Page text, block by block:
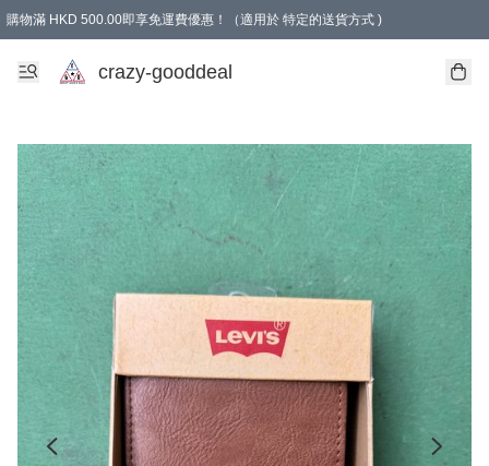
購物滿 HKD 500.00即享免運費優惠！（適用於 特定的送貨方式 )
成為會員可享免費禮品
crazy-gooddeal